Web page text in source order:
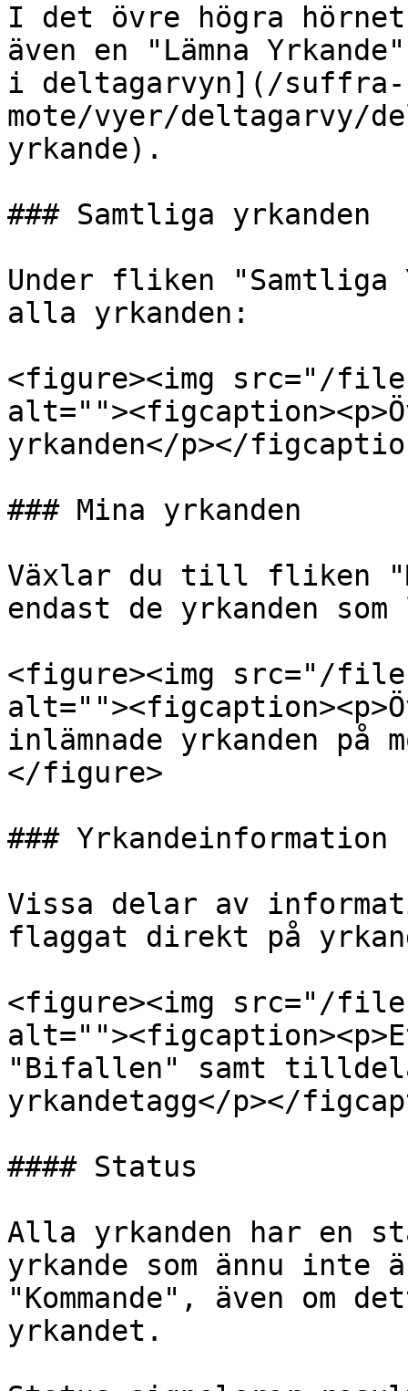
I det övre högra
även en "Lämna
i deltagarvyn](/suffra-
mote/vyer/deltagarvy/
yrkande).
### Samtliga yrkanden
Under fliken "Samtliga
alla yrkanden:
<figure><img src="/
yrkanden</p></
### Mina yrkanden
Växlar du till fliken
endast de yrkanden
<figure><img src="/files/
inlämnade yrkanden på
</figure>
### Yrkandeinformation
Vissa delar av
flaggat direkt på
<figure><img src="/files/
"Bifallen" samt
yrkandetagg</p></
#### Status
Alla yrkanden har en
yrkande som ännu
"Kommande", även om
yrkandet.